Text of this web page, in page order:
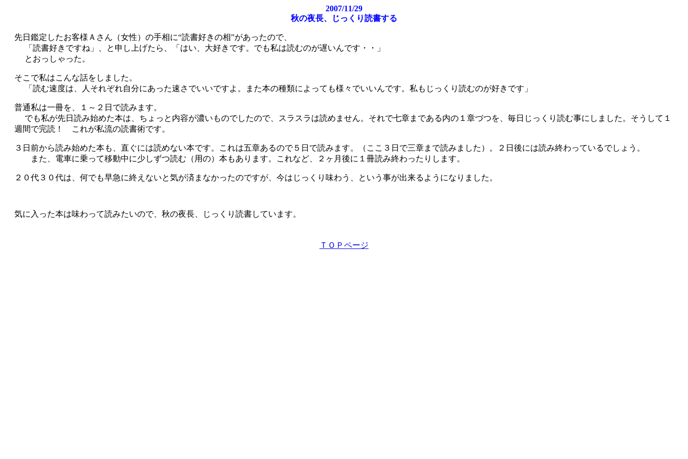
2007/11/29
秋の夜長、じっくり読書する
先日鑑定したお客様Ａさん（女性）の手相に“読書好きの相”があったので、
「読書好きですね」、と申し上げたら、「はい、大好きです。でも私は読むのが遅いんです・・」
とおっしゃった。
そこで私はこんな話をしました。
「読む速度は、人それぞれ自分にあった速さでいいですよ。また本の種類によっても様々でいいんです。私もじっくり読むのが好きです」
普通私は一冊を、１～２日で読みます。
でも私が先日読み始めた本は、ちょっと内容が濃いものでしたので、スラスラは読めません。それで七章まである内の１章づつを、毎日じっくり読む事にしました。そうして１
週間で完読！ これが私流の読書術です。
３日前から読み始めた本も、直ぐには読めない本です。これは五章あるので５日で読みます。（ここ３日で三章まで読みました）。２日後には読み終わっているでしょう。
また、電車に乗って移動中に少しずつ読む（用の）本もあります。これなど、２ヶ月後に１冊読み終わったりします。
２０代３０代は、何でも早急に終えないと気が済まなかったのですが、今はじっくり味わう、という事が出来るようになりました。
気に入った本は味わって読みたいので、秋の夜長、じっくり読書しています。
ＴＯＰページ